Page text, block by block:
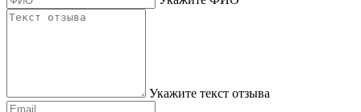
Укажите текст отзыва